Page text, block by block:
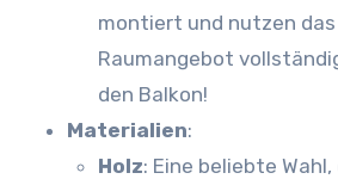
montiert und nutzen
Raumangebot
den Balkon!
Materialien:
Holz: Eine beliebte